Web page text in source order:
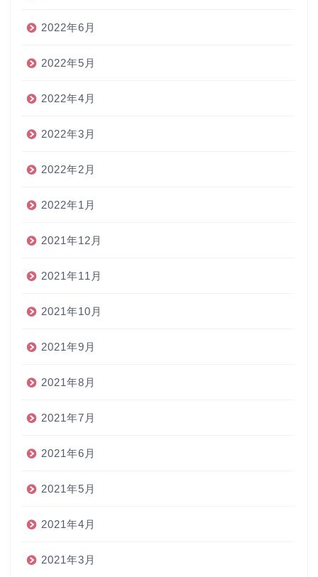
2022年6月
2022年5月
2022年4月
2022年3月
2022年2月
2022年1月
2021年12月
2021年11月
2021年10月
2021年9月
2021年8月
2021年7月
2021年6月
2021年5月
2021年4月
2021年3月